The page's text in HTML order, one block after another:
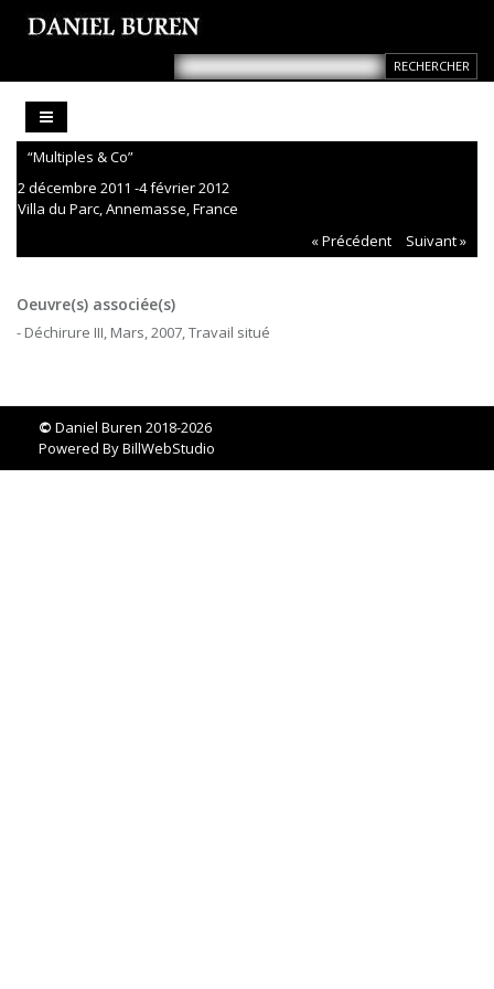
“Multiples & Co”
2 décembre 2011 -4 février 2012
Villa du Parc, Annemasse, France
« Précédent
Suivant »
Oeuvre(s) associée(s)
- Déchirure III, Mars, 2007, Travail situé
© Daniel Buren 2018-2026
Powered ByBillWebStudio